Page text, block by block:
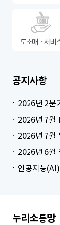
도소매ㆍ서비
공지사항
2026년 2분
2026년 7월
2026년 7월
2026년 6월
누리소통망